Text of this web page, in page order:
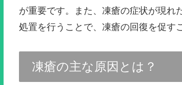
が重要です。また、凍瘡の症状が現れ
処置を行うことで、凍瘡の回復を促す
凍瘡の主な原因とは？